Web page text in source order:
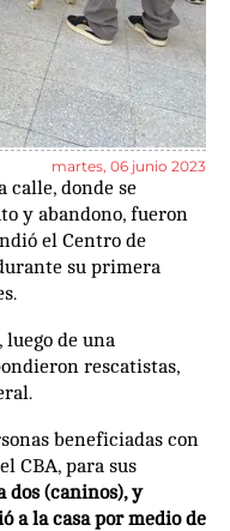
martes, 06 junio 2023
calle, donde se
y abandono, fueron
el Centro de
su primera
luego de una
rescatistas,
beneficiadas con
CBA, para sus
dos (caninos), y
a la casa por medio de